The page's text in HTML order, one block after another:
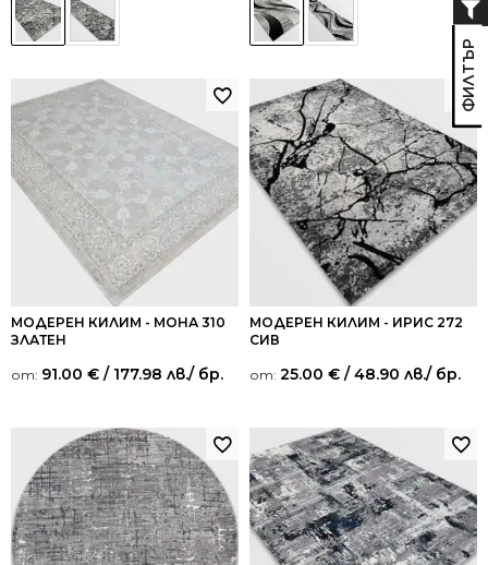
МОДЕРЕН КИЛИМ - МОНА 310
ЗЛАТЕН
от: 91.00 € / 177.98 лв./ бр.
МОДЕРЕН КИЛИМ - ИРИС 272
СИВ
от: 25.00 € / 48.90 лв./ бр.